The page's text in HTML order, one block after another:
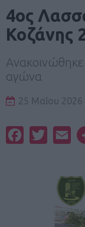
4ος
Κοζάνης
αγώνα
25 Μαΐου 2026
FacebookTwitter